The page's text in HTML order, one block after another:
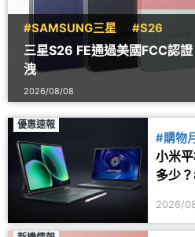
#SAMSUNG三星 #S26
三星S26 FE通過美國FCC認
洩
2026/08/08
優惠速報
#購物
小米
多少
2026/